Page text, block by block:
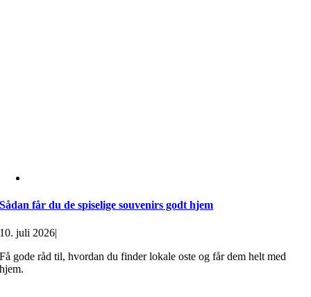
Sådan får du de spiselige souvenirs godt hjem
10. juli 2026|
Få gode råd til, hvordan du finder lokale oste og får dem helt med
hjem.